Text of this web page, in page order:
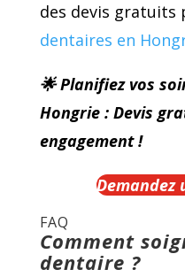
des devis gratuits
dentaires en
🌟 Planifiez vos
Hongrie : Devis
engagement !
Demandez
FAQ
Comment
dentaire ?